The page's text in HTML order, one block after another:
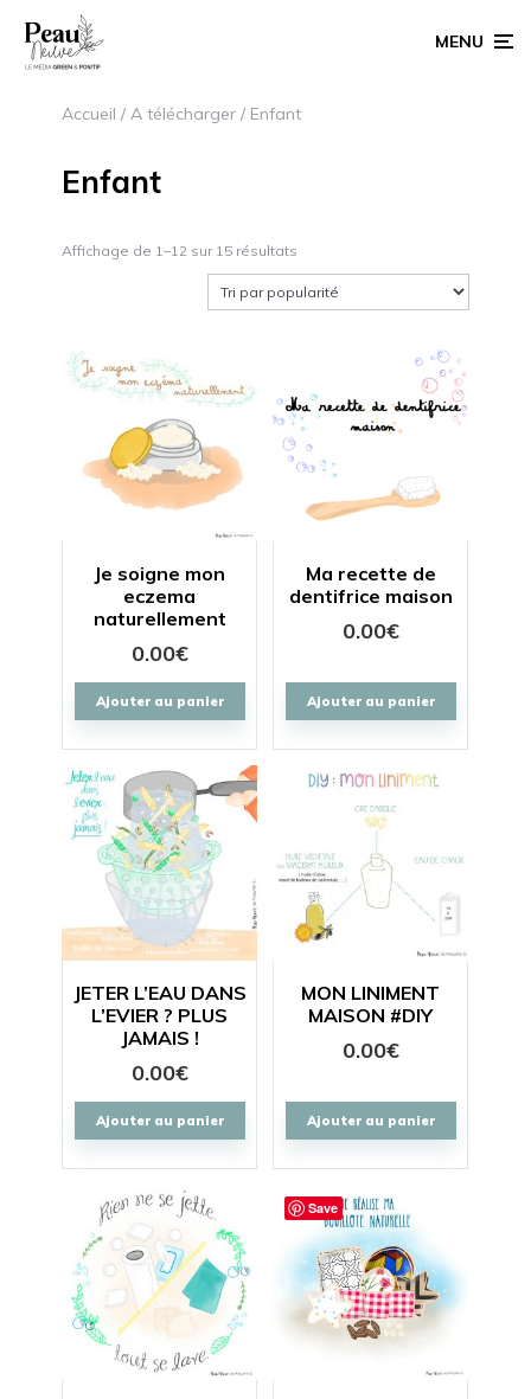
MENU
Accueil / A télécharger / Enfant
Enfant
Affichage de 1–12 sur 15 résultats
Je soigne mon
eczema
naturellement
0.00€
Ajouter au panier
Ma recette de
dentifrice maison
0.00€
Ajouter au panier
JETER L’EAU DANS
L’EVIER ? PLUS
JAMAIS !
0.00€
Ajouter au panier
MON LINIMENT
MAISON #DIY
0.00€
Ajouter au panier
Save